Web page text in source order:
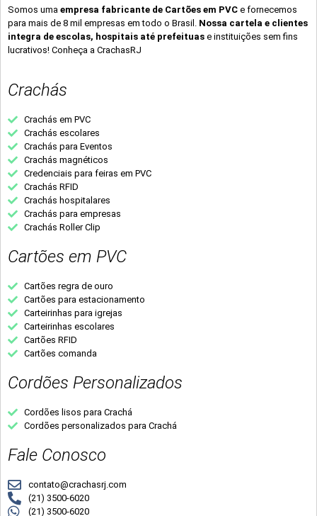
Somos uma empresa fabricante de Cartões em PVC e fornecemos
para mais de 8 mil empresas em todo o Brasil. Nossa cartela e clientes
integra de escolas, hospitais até prefeituas e instituições sem fins
lucrativos! Conheça a CrachasRJ
Crachás
Crachás em PVC
Crachás escolares
Crachás para Eventos
Crachás magnéticos
Credenciais para feiras em PVC
Crachás RFID
Crachás hospitalares
Crachás para empresas
Crachás Roller Clip
Cartões em PVC
Cartões regra de ouro
Cartões para estacionamento
Carteirinhas para igrejas
Carteirinhas escolares
Cartões RFID
Cartões comanda
Cordões Personalizados
Cordões lisos para Crachá
Cordões personalizados para Crachá
Fale Conosco
contato@crachasrj.com
(21) 3500-6020
(21) 3500-6020